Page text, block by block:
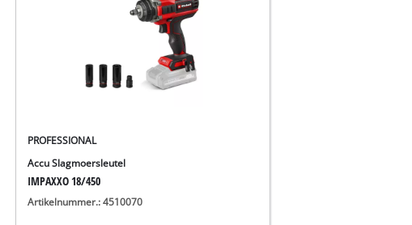
PROFESSIONAL
Accu Slagmoersleutel
IMPAXXO 18/450
Artikelnummer.: 4510070